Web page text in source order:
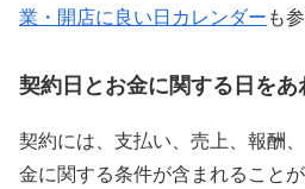
業・開店に良い日カレンダーも
契約日とお金に関する日を
契約には、支払い、売上、報酬
金に関する条件が含まれること